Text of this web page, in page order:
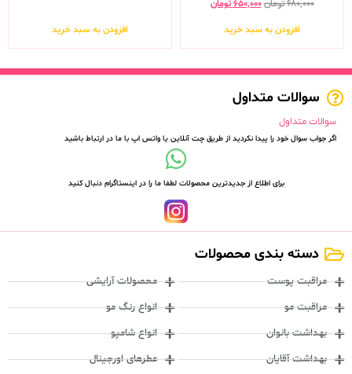
۶۸۰,۰۰۰تومان۶۵۰,۰۰۰ تومان
افزودن به سبد خرید افزودن به سبد خرید
سوالات متداول
سوالات متداول
اگر جواب سوال خود را پیدا نکردید از طریق چت آنلاین یا واتس اپ با ما در ارتباط باشید
برای اطلاع از جدیدترین محصولات لطفا ما را در اینستاگرام دنبال کنید
دسته بندی محصولات
مراقبت پوست
مراقبت مو
بهداشت بانوان
بهداشت آقایان
محصولات آرایشی
انواع رنگ مو
انواع شامپو
عطرهای اورجینال